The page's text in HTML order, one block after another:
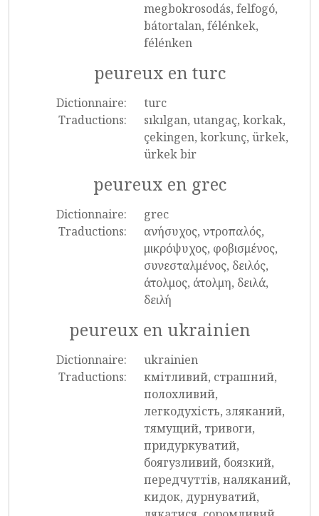
megbokrosodás, felfogó,
bátortalan, félénkek,
félénken
peureux en turc
Dictionnaire:
turc
Traductions:
sıkılgan, utangaç, korkak,
çekingen, korkunç, ürkek,
ürkek bir
peureux en grec
Dictionnaire:
grec
Traductions:
ανήσυχος, ντροπαλός,
μικρόψυχος, φοβισμένος,
συνεσταλμένος, δειλός,
άτολμος, άτολμη, δειλά,
δειλή
peureux en ukrainien
Dictionnaire:
ukrainien
Traductions:
кмітливий, страшний,
полохливий,
легкодухість, зляканий,
тямущий, тривоги,
придуркуватий,
боягузливий, боязкий,
передчуттів, наляканий,
кидок, дурнуватий,